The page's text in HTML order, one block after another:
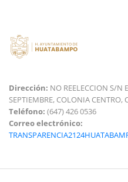
Dirección: NO REELECCION S/N
SEPTIEMBRE, COLONIA
Teléfono: (647) 426 0536
Correo electrónico: